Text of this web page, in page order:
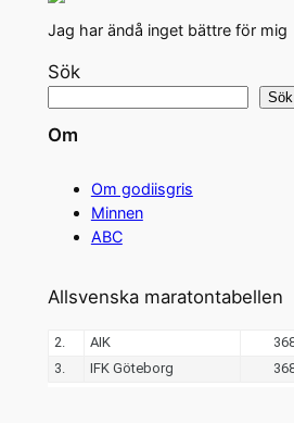
Jag har ändå inget bättre för mig
Sök
Sök
Om
Om godiisgris
Minnen
ABC
Allsvenska maratontabellen